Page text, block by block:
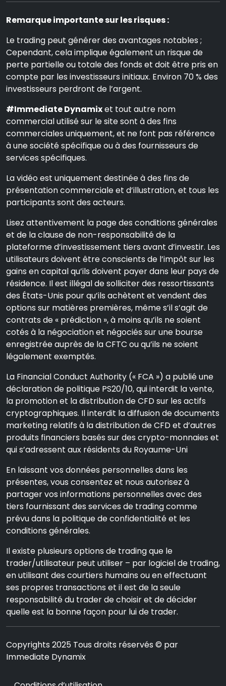
Remarque importante sur les risques :
Le trading peut générer des avantages notables ;
Cependant, cela implique également un risque de
perte partielle ou totale des fonds et doit être pris en
compte par les investisseurs initiaux. Environ 70 % des
investisseurs perdront de l’argent.
#Immediate Dynamixet tout autre nom
commercial utilisé sur le site sont à des fins
commerciales uniquement, et ne font pas référence
à une société spécifique ou à des fournisseurs de
services spécifiques.
La vidéo est uniquement destinée à des fins de
présentation commerciale et d’illustration, et tous les
participants sont des acteurs.
Lisez attentivement la page des conditions générales
et de la clause de non-responsabilité de la
plateforme d’investissement tiers avant d’investir. Les
utilisateurs doivent être conscients de l’impôt sur les
gains en capital qu’ils doivent payer dans leur pays de
résidence. Il est illégal de solliciter des ressortissants
des États-Unis pour qu’ils achètent et vendent des
options sur matières premières, même s’il s’agit de
contrats de « prédiction », à moins qu’ils ne soient
cotés à la négociation et négociés sur une bourse
enregistrée auprès de la CFTC ou qu’ils ne soient
légalement exemptés.
La Financial Conduct Authority (« FCA ») a publié une
déclaration de politique PS20/10, qui interdit la vente,
la promotion et la distribution de CFD sur les actifs
cryptographiques. Il interdit la diffusion de documents
marketing relatifs à la distribution de CFD et d’autres
produits financiers basés sur des crypto-monnaies et
qui s’adressent aux résidents du Royaume-Uni
En laissant vos données personnelles dans les
présentes, vous consentez et nous autorisez à
partager vos informations personnelles avec des
tiers fournissant des services de trading comme
prévu dans la politique de confidentialité et les
conditions générales.
Il existe plusieurs options de trading que le
trader/utilisateur peut utiliser – par logiciel de trading,
en utilisant des courtiers humains ou en effectuant
ses propres transactions et il est de la seule
responsabilité du trader de choisir et de décider
quelle est la bonne façon pour lui de trader.
Copyrights 2025 Tous droits réservés © par
Immediate Dynamix